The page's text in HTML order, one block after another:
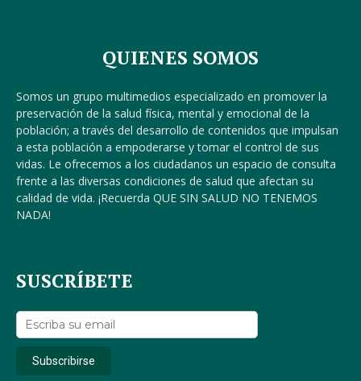
QUIENES SOMOS
Somos un grupo multimedios especializado en promover la
preservación de la salud física, mental y emocional de la
población; a través del desarrollo de contenidos que impulsan
a esta población a empoderarse y tomar el control de sus
vidas. Le ofrecemos a los ciudadanos un espacio de consulta
frente a las diversas condiciones de salud que afectan su
calidad de vida. ¡Recuerda QUE SIN SALUD NO TENEMOS
NADA!
SUSCRÍBETE